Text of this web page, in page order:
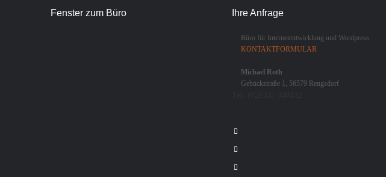
Fenster zum Büro Ihre Anfrage
Büro für Internetentwicklung und Wordpress
KONTAKTFORMULAR
Michael Roth
Gebückstraße 1, 56579 Rengsdorf